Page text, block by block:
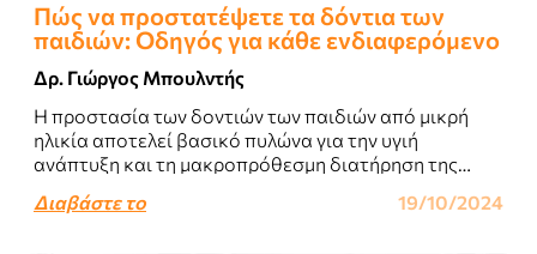
Πώς να προστατέψετε τα δόντια των
παιδιών: Οδηγός για κάθε ενδιαφερόμενο
Δρ. Γιώργος Μπουλντής
Η προστασία των δοντιών των παιδιών από μικρή
ηλικία αποτελεί βασικό πυλώνα για την υγιή
ανάπτυξη και τη μακροπρόθεσμη διατήρηση της
Διαβάστε το 19/10/2024